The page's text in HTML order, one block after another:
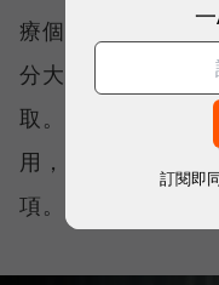
療個資，金融與保
分大學院校與設計
取。對這些組織而
用，而是一開始就
項。
訂閱即